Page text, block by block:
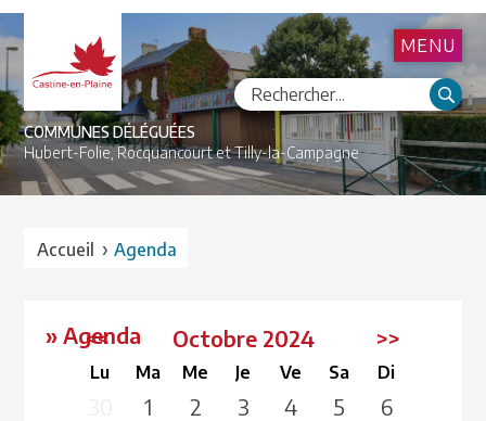
COMMUNES DÉLÉGUÉES
Hubert-Folie, Rocquancourt etTilly-la-Campagne
MENU
Accueil ›Agenda
» Agenda
<< Octobre 2024 >>
Lu Ma Me Je Ve Sa Di
1 2 3 4 5
6